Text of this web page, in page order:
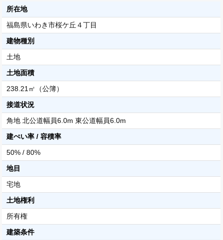
所在地
福島県いわき市桜ケ丘４丁目
建物種別
土地
土地面積
238.21㎡（公簿）
接道状況
角地 北公道幅員6.0m 東公道幅員6.0m
建ぺい率 / 容積率
50% / 80%
地目
宅地
土地権利
所有権
建築条件